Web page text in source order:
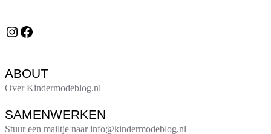
Instagram Facebook
ABOUT
Over Kindermodeblog.nl
SAMENWERKEN
Stuur een mailtje naar info@kindermodeblog.nl